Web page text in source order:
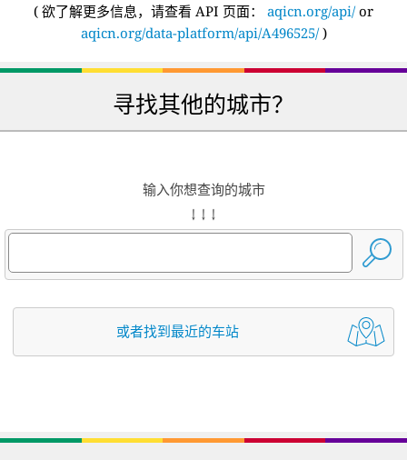
( 欲了解更多信息，请查看 API 页面： aqicn.org/api/or
aqicn.org/data-platform/api/A496525/)
寻找其他的城市？
输入你想查询的城市
↓ ↓ ↓
或者找到最近的车站